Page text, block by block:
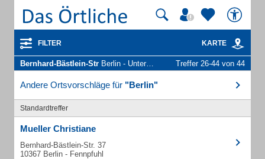
FILTER KARTE
Bernhard-Bästlein-Str Berlin - Unternehmen und Personen Treffer 26-44 von 44
Andere Ortsvorschläge für "Berlin"
Standardtreffer
Mueller Christiane
Bernhard-Bästlein-Str. 37
10367 Berlin - Fennpfuhl